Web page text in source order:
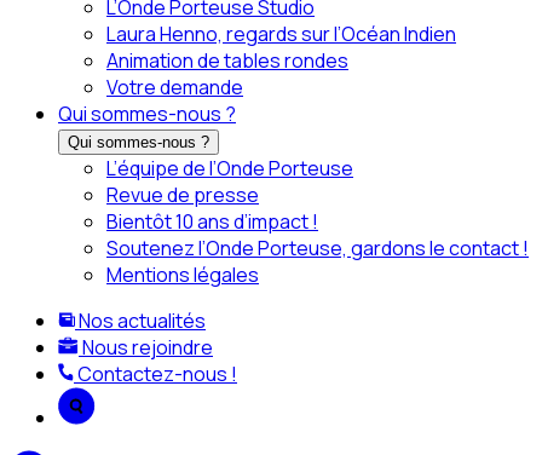
L’Onde Porteuse Studio
Laura Henno, regards sur l’Océan Indien
Animation de tables rondes
Votre demande
Qui sommes-nous ?
Qui sommes-nous ?
L’équipe de l’Onde Porteuse
Revue de presse
Bientôt 10 ans d’impact !
Soutenez l’Onde Porteuse, gardons le contact !
Mentions légales
Nos actualités
Nous rejoindre
Contactez-nous !